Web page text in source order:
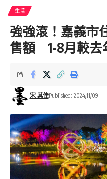
生活
強強滾！嘉義市
售額 1-8月較去
宋 其佳Published: 2024/11/09